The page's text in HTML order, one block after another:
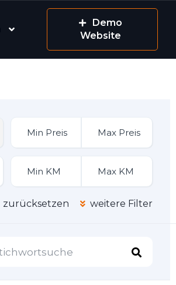
Demo
Website
zurücksetzen weitere Filter